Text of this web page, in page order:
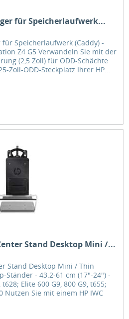
für Speicherlaufwerk...
Speicherlaufwerk (Caddy) -
Z4 G5 Verwandeln Sie mit der
(2,5 Zoll) für ODD-Schächte
Zoll-ODD-Steckplatz Ihrer HP...
Stand Desktop Mini /...
Stand Desktop Mini / Thin
Ständer - 43.2-61 cm (17"-24") -
Elite 600 G9, 800 G9, t655;
Nutzen Sie mit einem HP IWC